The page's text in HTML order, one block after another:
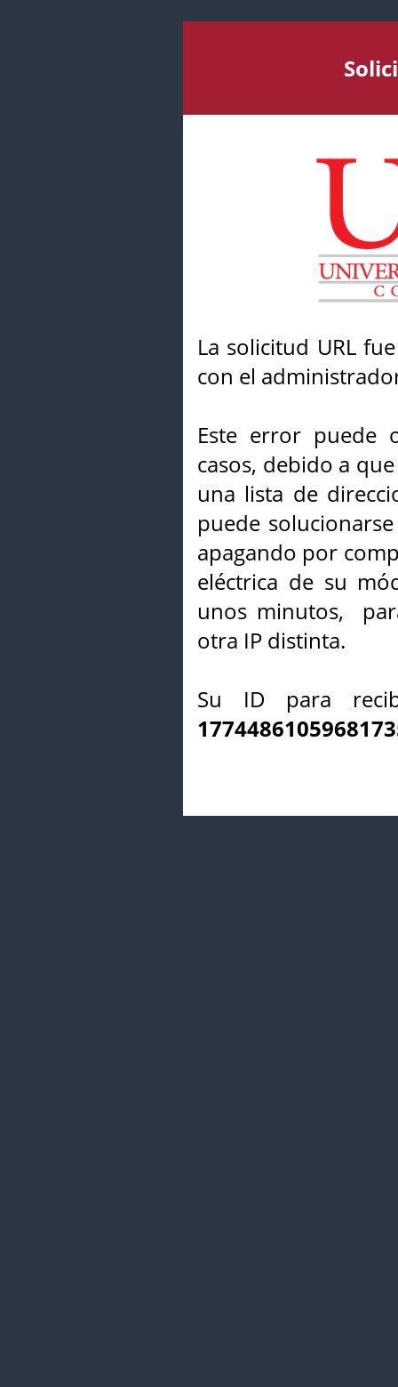
La solicitud URL
con el
Este error puede
casos, debido a
una lista de
puede
apagando por
eléctrica de su
unos minutos,
otra IP distinta.
Su ID para